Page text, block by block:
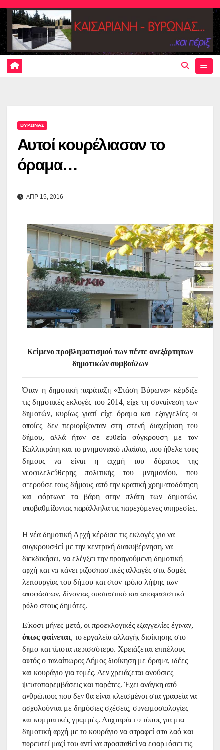
Skip
content
ΒΥΡΩΝΑΣ
Αυτοί κουρέλιασαν το
όραμα…
ΑΠΡ 15, 2016
Κείμενο προβληματισμού των πέντε ανεξάρτητων
δημοτικών συμβούλων
Όταν η δημοτική παράταξη «Στάση Βύρωνα» κέρδιζε
τις δημοτικές εκλογές του 2014, είχε τη συναίνεση των
δημοτών, κυρίως γιατί είχε όραμα και εξαγγελίες οι
οποίες δεν περιορίζονταν στη στενή διαχείριση του
δήμου, αλλά ήταν σε ευθεία σύγκρουση με τον
Καλλικράτη και το μνημονιακό πλαίσιο, που ήθελε τους
δήμους να είναι η αιχμή του δόρατος της
νεοφιλελεύθερης πολιτικής του μνημονίου, που
στερούσε τους δήμους από την κρατική χρηματοδότηση
και φόρτωνε τα βάρη στην πλάτη των δημοτών,
υποβαθμίζοντας παράλληλα τις παρεχόμενες υπηρεσίες.
Η νέα δημοτική Αρχή κέρδισε τις εκλογές για να
συγκρουσθεί με την κεντρική διακυβέρνηση, να
διεκδικήσει, να ελέγξει την προηγούμενη δημοτική
αρχή και να κάνει ριζοσπαστικές αλλαγές στις δομές
λειτουργίας του δήμου και στον τρόπο λήψης των
αποφάσεων, δίνοντας ουσιαστικό και αποφασιστικό
ρόλο στους δημότες.
Είκοσι μήνες μετά, οι προεκλογικές εξαγγελίες έγιναν,
όπως φαίνεται, το εργαλείο αλλαγής διοίκησης στο
δήμο και τίποτα περισσότερο. Χρειάζεται επιτέλους
αυτός ο ταλαίπωρος Δήμος διοίκηση με όραμα, ιδέες
και κουράγιο για τομές. Δεν χρειάζεται ανούσιες
ψευτοπαρεμβάσεις και παράτες. Έχει ανάγκη από
ανθρώπους που δεν θα είναι κλεισμένοι στα γραφεία να
ασχολούνται με δημόσιες σχέσεις, συνωμοσιολογίες
και κομματικές γραμμές. Λαχταράει ο τόπος για μια
δημοτική αρχή με το κουράγιο να στραφεί στο λαό και
πορευτεί μαζί του αντί να προσπαθεί να εφαρμόσει τις